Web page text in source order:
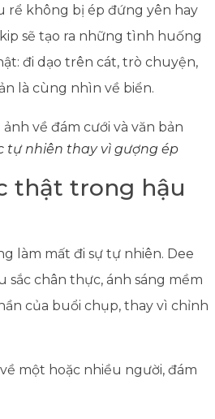
rể không bị ép đứng yên hay
sẽ tạo ra những tình huống
đi dạo trên cát, trò chuyện,
là cùng nhìn về biển.
tự nhiên thay vì gượng ép
thật trong hậu
làm mất đi sự tự nhiên. Dee
sắc chân thực, ánh sáng mềm
của buổi chụp, thay vì chỉnh